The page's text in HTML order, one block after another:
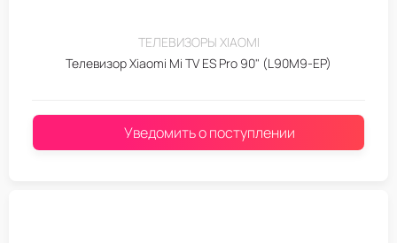
ТЕЛЕВИЗОРЫ XIAOMI
Телевизор Xiaomi Mi TV ES Pro 90" (L90M9-EP)
Уведомить о поступлении